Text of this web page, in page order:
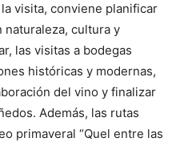
visita, conviene planificar
cultura y
las visitas a bodegas
históricas y modernas,
del vino y finalizar
Además, las rutas
primaveral “Quel entre las